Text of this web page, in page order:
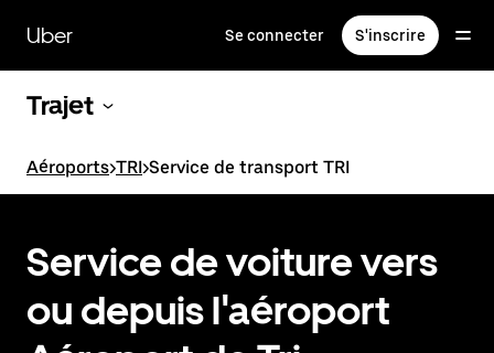
contenu
principal
Uber Se connecter S'inscrire
Trajet
Aéroports>TRI>Service de transport TRI
Service de voiture vers
ou depuis l'aéroport